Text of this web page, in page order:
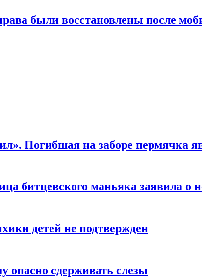
были восстановлены после
Погибшая на заборе пермячка
битцевского маньяка заявила о
детей не подтвержден
опасно сдерживать слезы